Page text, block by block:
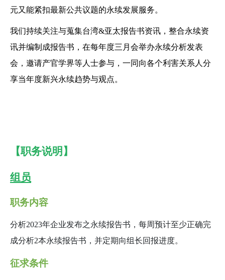
元又能紧扣最新公共议题的永续发展服务。
我们持续关注与蒐集台湾&亚太报告书资讯，整合永续资
讯并编制成报告书，在每年度三月会举办永续分析发表
会，邀请产官学界等人士参与，一同向各个利害关系人分
享当年度新兴永续趋势与观点。
【职务说明】
组员
职务内容
分析2023年企业发布之永续报告书，每周预计至少正确完
成分析2本永续报告书，并定期向组长回报进度。
征求条件